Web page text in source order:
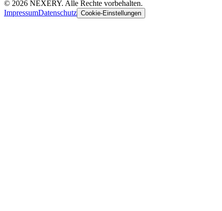
© 2026 NEXERY. Alle Rechte vorbehalten.
ImpressumDatenschutz Cookie-Einstellungen